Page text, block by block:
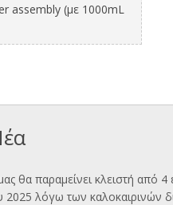
assembly (με 1000mL
θα παραμείνει κλειστή από 4
λόγω των καλοκαιρινών